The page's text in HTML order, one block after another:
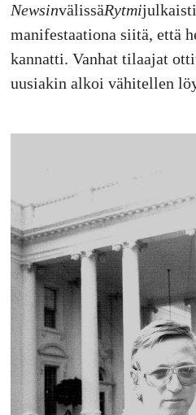
NewsinvälissäRytmi
manifestaationa siitä, että
kannatti. Vanhat tilaajat
uusiakin alkoi vähitellen